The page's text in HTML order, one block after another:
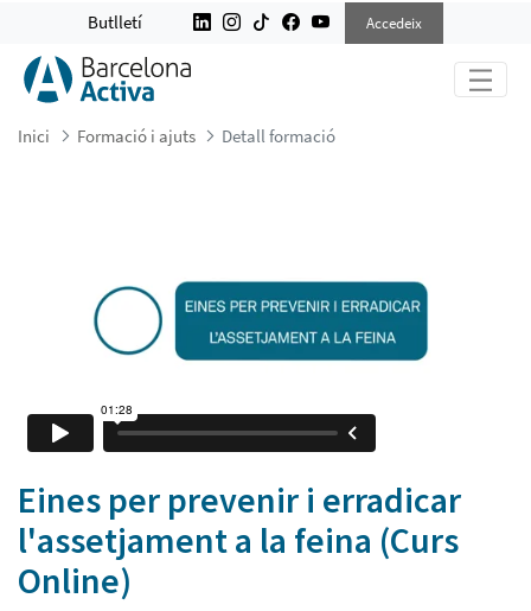
EINES PER PREVENIR I
Butlletí Accedeix
Inici Formació i ajuts Detall formació
Eines per prevenir i erradicar
l'assetjament a la feina (Curs
Online)